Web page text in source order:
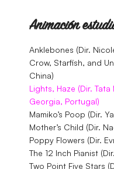
Animación
Anklebones (Dir.
Crow, Starfish, and
China)
Lights, Haze (Dir.
Georgia, Portugal)
Mamiko’s Poop (Dir.
Mother’s Child (Dir.
Poppy Flowers (Dir.
The 12 Inch Pianist
Two Point Five Stars